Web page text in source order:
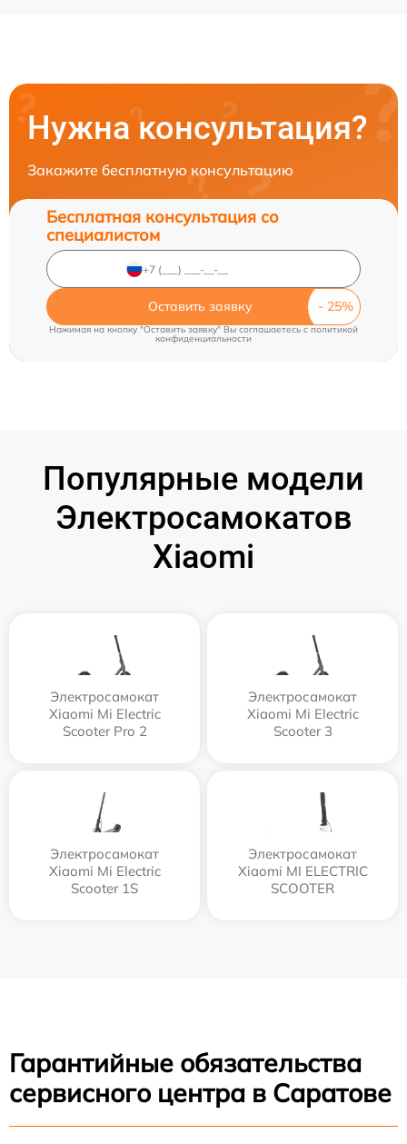
Нужна консультация?
Закажите бесплатную консультацию
Бесплатная консультация со
специалистом
Оставить заявку
Нажимая на кнопку "Оставить заявку" Вы соглашаетесь cполитикой
конфиденциальности
Популярные модели
Электросамокатов
Xiaomi
Электросамокат
Xiaomi Mi Electric
Scooter Pro 2
Электросамокат
Xiaomi Mi Electric
Scooter 3
Электросамокат
Xiaomi Mi Electric
Scooter 1S
Электросамокат
Xiaomi MI ELECTRIC
SCOOTER
Гарантийные обязательства
сервисного центра в Саратове